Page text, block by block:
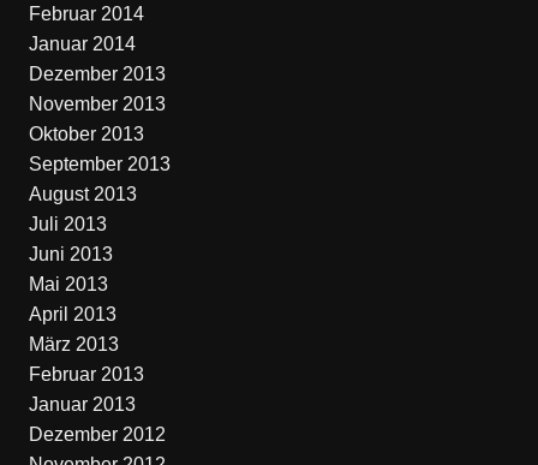
Februar 2014
Januar 2014
Dezember 2013
November 2013
Oktober 2013
September 2013
August 2013
Juli 2013
Juni 2013
Mai 2013
April 2013
März 2013
Februar 2013
Januar 2013
Dezember 2012